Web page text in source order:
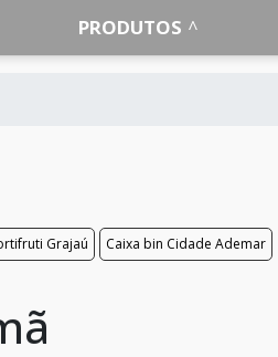
PRODUTOS
Grajaú
Caixa bin Cidade Ademar